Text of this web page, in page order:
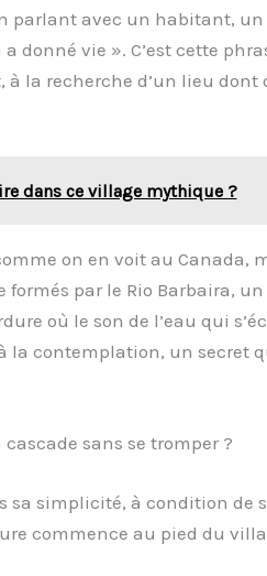
parlant avec un habitant, un
donné vie ». C’est cette
la recherche d’un lieu dont
dans ce village mythique ?
on en voit au Canada,
formés par le Rio Barbaira,
où le son de l’eau qui
la contemplation, un secret
sans se tromper ?
sa simplicité, à condition de
commence au pied du